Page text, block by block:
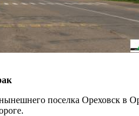
поселка Ореховск в